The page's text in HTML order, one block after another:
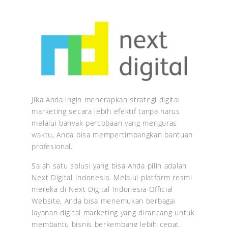
Jika Anda ingin menerapkan strategi digital
marketing secara lebih efektif tanpa harus
melalui banyak percobaan yang menguras
waktu, Anda bisa mempertimbangkan bantuan
profesional.
Salah satu solusi yang bisa Anda pilih adalah
Next Digital Indonesia. Melalui platform resmi
mereka di Next Digital Indonesia Official
Website, Anda bisa menemukan berbagai
layanan digital marketing yang dirancang untuk
membantu bisnis berkembang lebih cepat.